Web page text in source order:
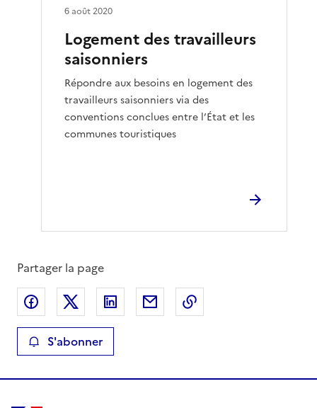
Logement des travailleurs
saisonniers
Répondre aux besoins en logement des
travailleurs saisonniers via des
conventions conclues entre l’État et les
communes touristiques
6 août 2020
Partager la page
Partager sur Facebook
Partager sur XPartager sur LinkedIn
Partager par email
S'abonner